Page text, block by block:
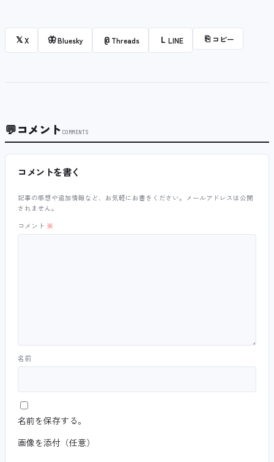
𝕏X 🦋Bluesky @ Threads L LINE ⎘ コピー
💬コメント COMMENTS
コメントを書く
記事の感想や追加情報など、お気軽にお書きください。メールアドレスは公開
されません。
コメント ※
名前
名前を保存する。
画像を添付（任意）